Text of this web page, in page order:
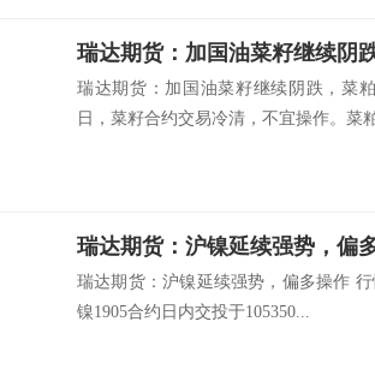
瑞达期货：加国油菜籽继续阴
瑞达期货：加国油菜籽继续阴跌，菜
日，菜籽合约交易冷清，不宜操作。菜
瑞达期货：沪镍延续强势，偏
瑞达期货：沪镍延续强势，偏多操作
镍1905合约日内交投于105350...